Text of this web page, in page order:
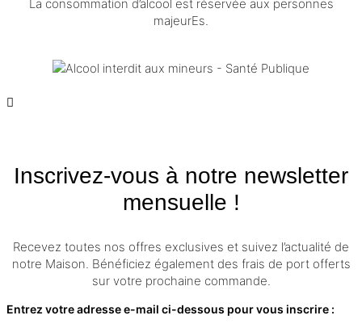
La consommation d’alcool est réservée aux personnes
majeurEs.
Inscrivez-vous à notre newsletter
mensuelle !
Recevez toutes nos offres exclusives et suivez l’actualité de
notre Maison. Bénéficiez également des frais de port offerts
sur votre prochaine commande.
Entrez votre adresse e-mail ci-dessous pour vous inscrire :